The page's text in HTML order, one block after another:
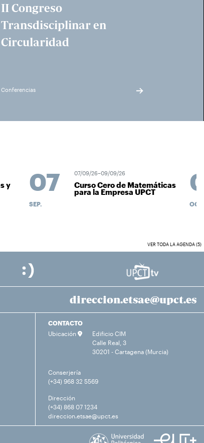
II Congreso
Transdisciplinar en
Circularidad
Conferencias
y 07
SEP.
07/09/26–09/09/26
Curso Cero de Matemáticas
para la Empresa UPCT
OCT.
VER TODA LA AGENDA (5)
direccion.etsae@upct.es
CONTACTO
Ubicación
Edificio CIM
Calle Real, 3
30201 - Cartagena (Murcia)
Conserjería
(+34) 968 32 5569
Dirección
(+34) 868 07 1234
direccion.etsae@upct.es